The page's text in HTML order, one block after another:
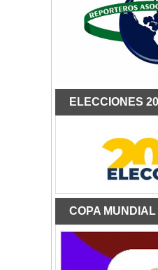
ELECCIONES
COPA